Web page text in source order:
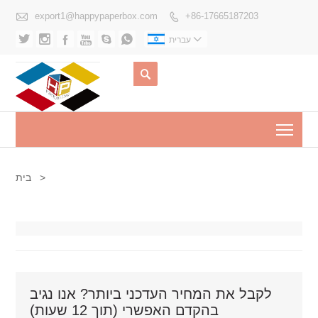
 export1@happypaperbox.com  +86-17665187203
      עברית 

בית >
לקבל את המחיר העדכני ביותר? אנו נגיב
בהקדם האפשרי (תוך 12 שעות)